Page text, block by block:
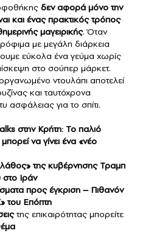
δεν αφορά μόνο την
και ένας πρακτικός τρόπος
μαγειρικής. Όταν
με μεγάλη διάρκεια
εύκολα ένα γεύμα χωρίς
στο σούπερ μάρκετ.
ντουλάπι αποτελεί
και ταυτόχρονα
ασφάλειας για το σπίτι.
στην Κρήτη: Το παλιό
να γίνει ένα «νέο
της κυβέρνησης Τραμπ
Ιράν
προς έγκριση – Πιθανόν
του Επόπτη
της επικαιρότητας μπορείτε